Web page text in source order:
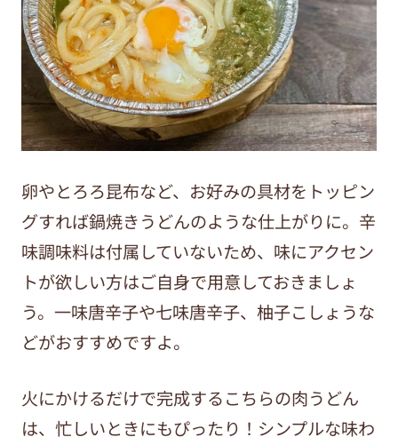
卵やとろろ昆布など、お好みの具材をトッピン
グすれば鍋焼きうどんのような仕上がりに。辛
味調味料は付属していないため、味にアクセン
トが欲しい方はご自身で用意しておきましょ
う。一味唐辛子や七味唐辛子、柚子こしょうな
どがおすすめですよ。
火にかけるだけで完成するこちらの肉うどん
は、忙しいときにもぴったり！シンプルな味わ